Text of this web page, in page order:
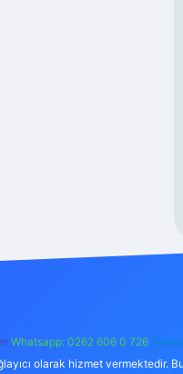
Whatsapp: 0262 606 0 726
olarak hizmet